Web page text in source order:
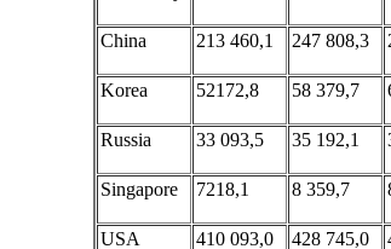
China 213 460,1 247 808,3
Korea 52172,8 58 379,7
Russia 33 093,5 35 192,1
Singapore 7218,1 8 359,7
USA 410 093,0 428 745,0